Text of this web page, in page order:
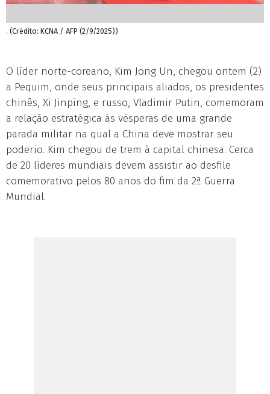
. (Crédito: KCNA / AFP (2/9/2025))
O líder norte-coreano, Kim Jong Un, chegou ontem (2)
a Pequim, onde seus principais aliados, os presidentes
chinês, Xi Jinping, e russo, Vladimir Putin, comemoram
a relação estratégica às vésperas de uma grande
parada militar na qual a China deve mostrar seu
poderio. Kim chegou de trem à capital chinesa. Cerca
de 20 líderes mundiais devem assistir ao desfile
comemorativo pelos 80 anos do fim da 2ª Guerra
Mundial.